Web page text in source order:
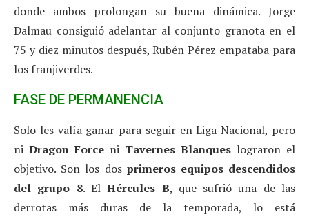
donde ambos prolongan su buena dinámica. Jorge
Dalmau consiguió adelantar al conjunto granota en el
75 y diez minutos después, Rubén Pérez empataba para
los franjiverdes.
FASE DE PERMANENCIA
Solo les valía ganar para seguir en Liga Nacional, pero
ni Dragon Force ni Tavernes Blanques lograron el
objetivo. Son los dos primeros equipos descendidos
del grupo 8. ElHércules B, que sufrió una de las
derrotas más duras de la temporada, lo está